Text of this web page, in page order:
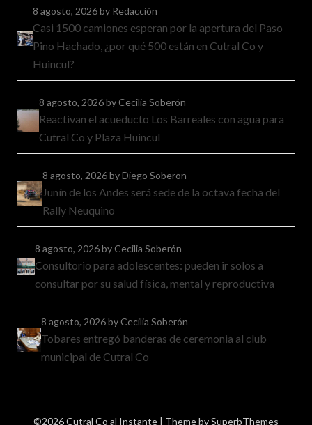
8 agosto, 2026by Redacción
Casi 1500 camiones esperan por la apertura del Paso
Pino Hachado, ¿por qué 500 están en Cutral Co y
Huincul?
8 agosto, 2026by Cecilia Soberón
Reactivan el acueducto Los Barreales con agua para
Cutral Co y Plaza Huincul
8 agosto, 2026by Diego Soberon
Junín de los Andes será sede de la octava fecha del
Rally Neuquino
8 agosto, 2026by Cecilia Soberón
Consultorio para adolescentes: pueden ir solos a
consultar por su salud física, mental y reproductiva
8 agosto, 2026by Cecilia Soberón
Tobares entregó banderas de ceremonia al club
municipal de Cutral Co
©2026 Cutral Co al Instante | Theme bySuperbThemes